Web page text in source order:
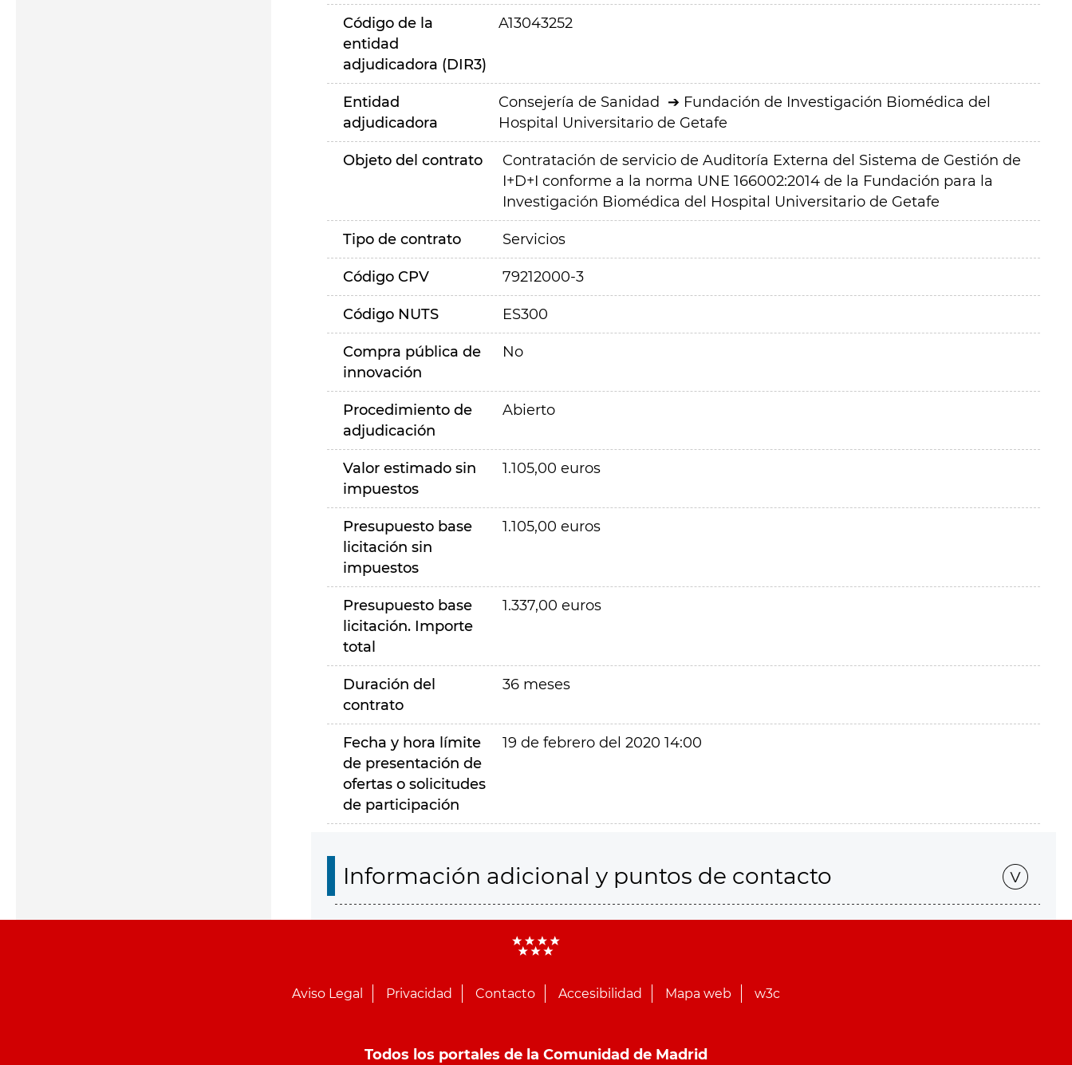
Código de la
entidad
adjudicadora (DIR3)
A13043252
Entidad
adjudicadora
Consejería de Sanidad
Fundación de Investigación Biomédica del
Hospital Universitario de Getafe
Objeto del contrato
Contratación de servicio de Auditoría Externa del Sistema de Gestión de
I+D+I conforme a la norma UNE 166002:2014 de la Fundación para la
Investigación Biomédica del Hospital Universitario de Getafe
Tipo de contrato Servicios
Código CPV 79212000-3
Código NUTS ES300
Compra pública de
innovación
No
Procedimiento de
adjudicación
Abierto
Valor estimado sin
impuestos
1.105,00 euros
Presupuesto base
licitación sin
impuestos
1.105,00 euros
Presupuesto base
licitación. Importe
total
1.337,00 euros
Duración del
contrato
36 meses
Fecha y hora límite
de presentación de
ofertas o solicitudes
de participación
19 de febrero del 2020 14:00
Información adicional y puntos de contacto
Aviso Legal Privacidad Contacto Accesibilidad Mapa web w3c
Todos los portales de la Comunidad de Madrid